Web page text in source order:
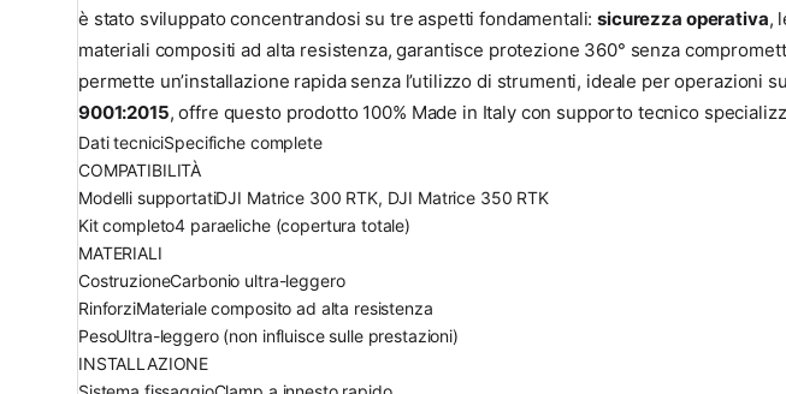
è stato sviluppato concentrandosi su tre aspetti fondamentali:sicurezza operativa,
materiali compositi ad alta resistenza, garantisce protezione 360° senza
permette un’installazione rapida senza l’utilizzo di strumenti, ideale per operazioni
9001:2015, offre questo prodotto 100% Made in Italy con supporto tecnico
Dati tecniciSpecifiche complete
COMPATIBILITÀ
Modelli supportatiDJI Matrice 300 RTK, DJI Matrice 350 RTK
Kit completo4 paraeliche (copertura totale)
MATERIALI
CostruzioneCarbonio ultra-leggero
RinforziMateriale composito ad alta resistenza
PesoUltra-leggero (non influisce sulle prestazioni)
INSTALLAZIONE